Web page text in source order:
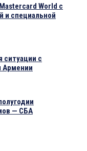
World с
и специальной
ситуации с
Армении
— СБА